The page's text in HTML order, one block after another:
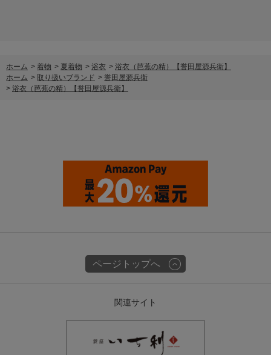
ホーム > 着物 > 夏着物 > 浴衣 > 浴衣（芭蕉の精）【誉田屋源兵衛】
ホーム > 取り扱いブランド > 誉田屋源兵衛
> 浴衣（芭蕉の精）【誉田屋源兵衛】
ページトップへ
関連サイト